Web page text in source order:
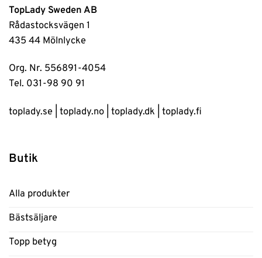
TopLady Sweden AB
Rådastocksvägen 1
435 44 Mölnlycke
Org. Nr. 556891-4054
Tel. 031-98 90 91
toplady.se toplady.no toplady.dk toplady.fi
Butik
Alla produkter
Bästsäljare
Topp betyg